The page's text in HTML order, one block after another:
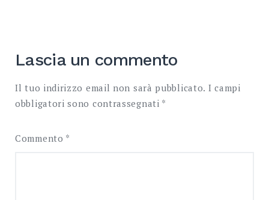
Lascia un commento
Il tuo indirizzo email non sarà pubblicato. I campi
obbligatori sono contrassegnati *
Commento *